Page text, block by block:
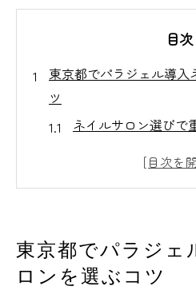
目次
東京都でパラジェル導入
ツ
ネイルサロン選びで
ロンの違い
ネイルサロン選択時
東京都でパラジェ
ロンを選ぶコツ